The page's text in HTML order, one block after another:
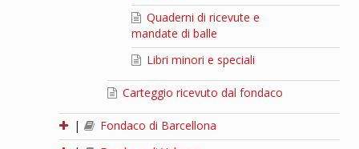
Quaderni di ricevute e
mandate di balle
Libri minori e speciali
Carteggio ricevuto dal fondaco
|
Fondaco di Barcellona